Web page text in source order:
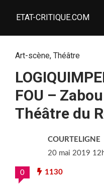
ETAT-CRITIQUE.COM
Art-scène, Théâtre
FOU –
Théâtre du
COURTELIGNE
20 mai 2019
0 1130